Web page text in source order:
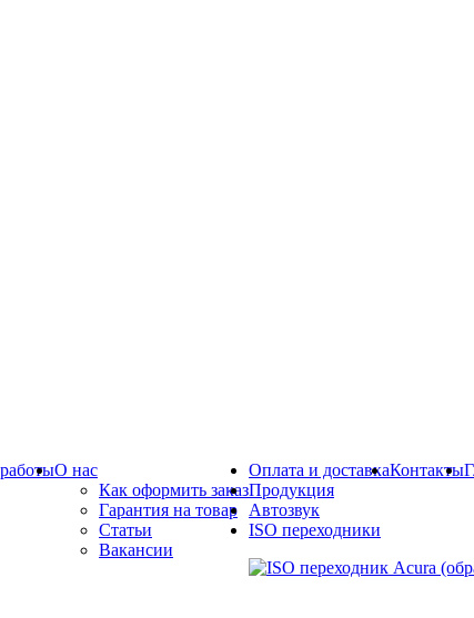
О нас
Как оформить заказ
Гарантия на товар
Статьи
Вакансии
Оплата и доставкаКонтакты
Продукция
Автозвук
ISO переходники